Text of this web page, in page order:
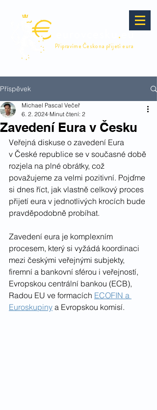
. eu
Připravíme Česko na přijetí eura
Příspěvek
Zavedení Eura v Česku
Michael Pascal Večeř
6. 2. 2024 Minut čtení: 2
Veřejná diskuse o zavedení Eura
v České republice se v současné době
rozjela na plné obrátky, což
považujeme za velmi pozitivní. Pojďme
si dnes říct, jak vlastně celkový proces
přijetí eura v jednotlivých krocích bude
pravděpodobně probíhat.
Zavedení eura je komplexním
procesem, který si vyžádá koordinaci
mezi českými veřejnými subjekty,
firemní a bankovní sférou i veřejností,
Evropskou centrální bankou (ECB),
Radou EU ve formacích ECOFIN a
Euroskupiny a Evropskou komisí.